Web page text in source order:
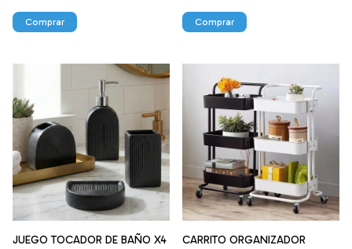
JUEGO TOCADOR DE BAÑO X4 CARRITO ORGANIZADOR